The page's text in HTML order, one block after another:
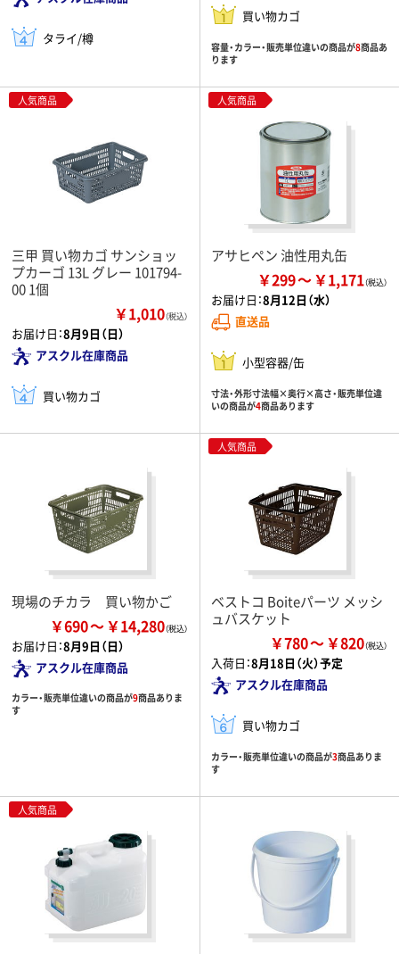
タライ/樽
買い物カゴ
容量・カラー・販売単位違いの商品が8商品あ
ります
人気商品
三甲 買い物カゴ サンショッ
プカーゴ 13L グレー 101794-
00 1個
￥1,010（税込）
お届け日：8月9日（日）
アスクル在庫商品
買い物カゴ
人気商品
アサヒペン 油性用丸缶
￥299 ￥1,171
お届け日：8月12日（水）
直送品
小型容器/缶
寸法・外形寸法幅×奥行×高さ・販売単位違
いの商品が4商品あります
現場のチカラ 買い物かご
￥690 ￥14,280
お届け日：8月9日（日）
アスクル在庫商品
カラー・販売単位違いの商品が9商品ありま
す
人気商品
ベストコ Boiteパーツ メッシ
ュバスケット
￥780 ￥820
入荷日：8月18日（火）予定
アスクル在庫商品
買い物カゴ
カラー・販売単位違いの商品が3商品ありま
す
人気商品